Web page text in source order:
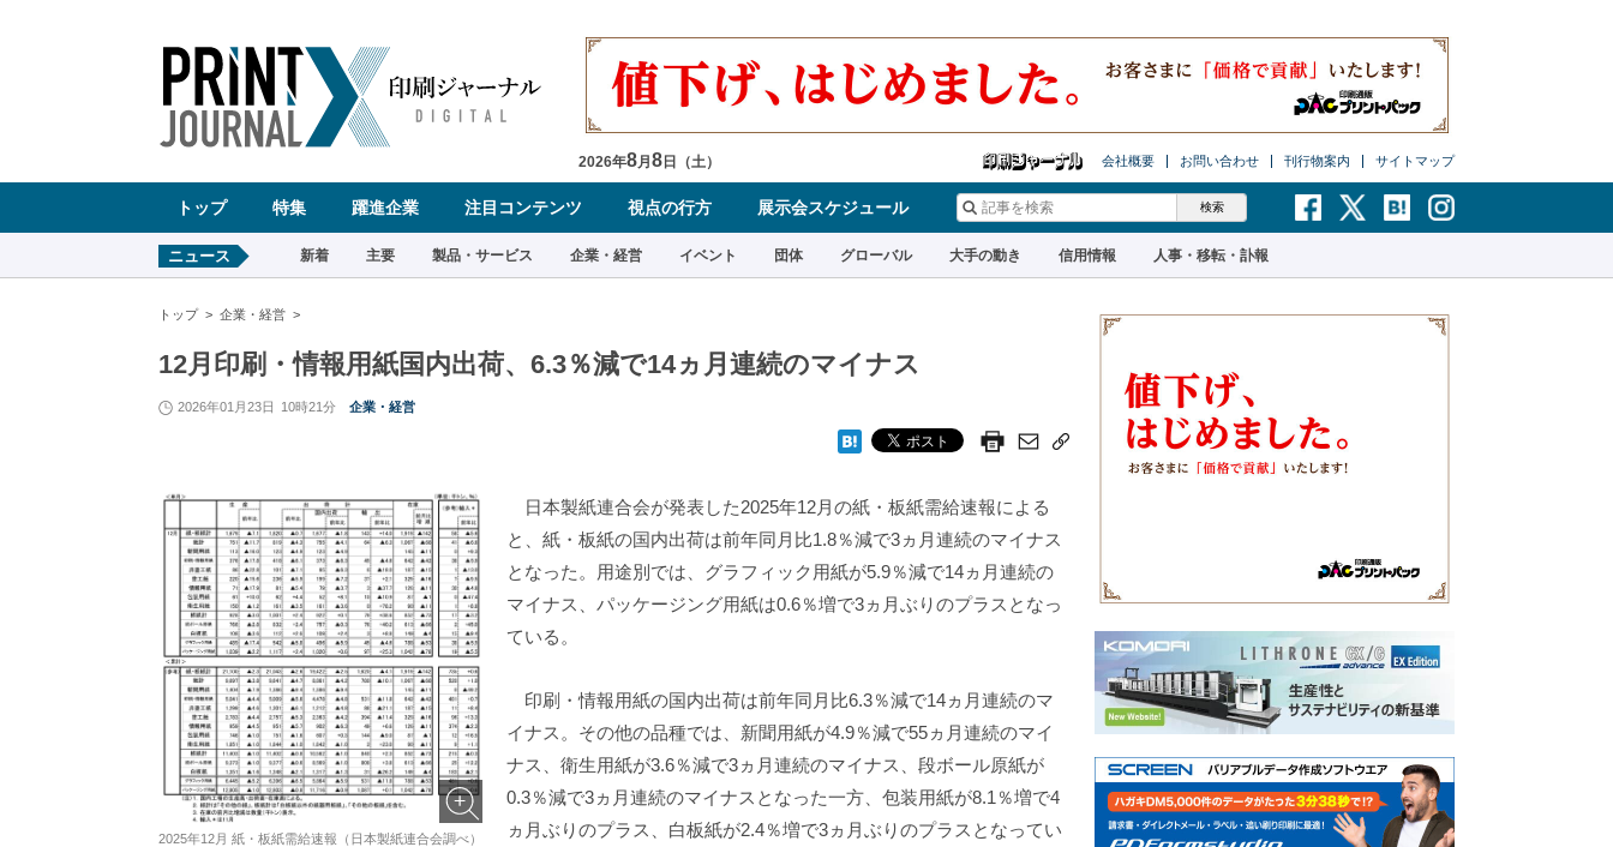
ア
ゲ
ン
2026年8月 8 日（土） 会社概要 お問い合わせ 刊行物案内 サイトマップ
トップ 特集 躍進企業 注目コンテンツ 視点の行方 展示会スケジュール
ニュース 新着 主要 製品・サービス 企業・経営 イベント 団体 グローバル 大手の動き 信用情報 人事・移転・訃報
トップ 企業・経営
12月印刷・情報用紙国内出荷、6.3％減で14ヵ月連続のマイナス
2026年01月23日 10時21分 企業・経営
2025年12月 紙・板紙需給速報（日本製紙連合会調べ）
日本製紙連合会が発表した2025年12月の紙・板紙需給速報による
と、紙・板紙の国内出荷は前年同月比1.8％減で3ヵ月連続のマイナス
となった。用途別では、グラフィック用紙が5.9％減で14ヵ月連続の
マイナス、パッケージング用紙は0.6％増で3ヵ月ぶりのプラスとなっ
ている。
印刷・情報用紙の国内出荷は前年同月比6.3％減で14ヵ月連続のマ
イナス。その他の品種では、新聞用紙が4.9％減で55ヵ月連続のマイ
ナス、衛生用紙が3.6％減で3ヵ月連続のマイナス、段ボール原紙が
0.3％減で3ヵ月連続のマイナスとなった一方、包装用紙が8.1％増で4
ヵ月ぶりのプラス、白板紙が2.4％増で3ヵ月ぶりのプラスとなってい